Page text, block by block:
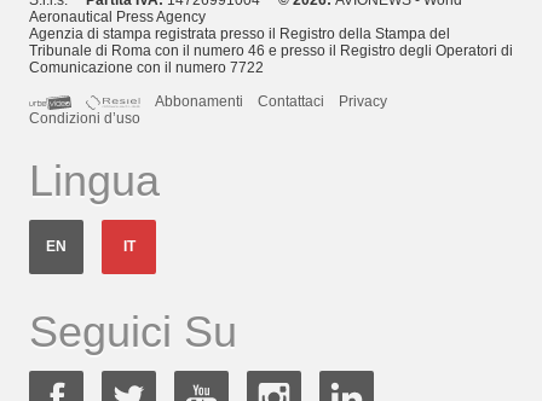
Aeronautical Press Agency
Agenzia di stampa registrata presso il Registro della Stampa del
Tribunale di Roma con il numero 46 e presso il Registro degli Operatori di
Comunicazione con il numero 7722
Abbonamenti
Contattaci
Privacy
Condizioni d’uso
Lingua
EN IT
Seguici Su